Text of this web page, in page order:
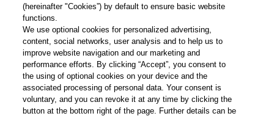
Karriere
Kontakt
Web-Semniare
Anwenderberichte
Partner
(hereinafter "Cookies”) by default to ensure basic website
functions.
We use optional cookies for personalized advertising,
content, social networks, user analysis and to help us to
improve website navigation and our marketing and
performance efforts. By clicking “Accept”, you consent to
the using of optional cookies on your device and the
associated processing of personal data. Your consent is
voluntary, and you can revoke it at any time by clicking the
button at the bottom right of the page. Further details can be